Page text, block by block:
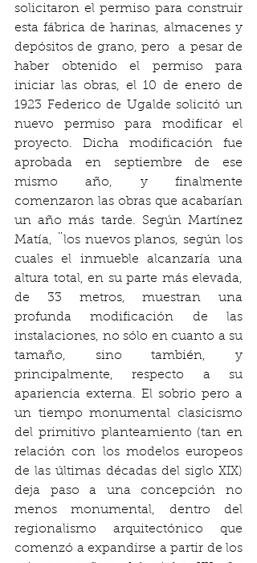
solicitaron el permiso para construir
esta fábrica de harinas, almacenes y
depósitos de grano, pero  a pesar de
haber obtenido el permiso para
iniciar las obras, el 10 de enero de
1923 Federico de Ugalde solicitó un
nuevo permiso para modificar el
proyecto. Dicha modificación fue
aprobada en septiembre de ese
mismo año, y finalmente
comenzaron las obras que acabarían
un año más tarde. Según Martínez
Matía, ¨los nuevos planos, según los
cuales el inmueble alcanzaría una
altura total, en su parte más elevada,
de 33 metros, muestran una
profunda modificación de las
instalaciones, no sólo en cuanto a su
tamaño, sino también, y
principalmente, respecto a su
apariencia externa. El sobrio pero a
un tiempo monumental clasicismo
del primitivo planteamiento (tan en
relación con los modelos europeos
de las últimas décadas del siglo XIX)
deja paso a una concepción no
menos monumental, dentro del
regionalismo arquitectónico que
comenzó a expandirse a partir de los